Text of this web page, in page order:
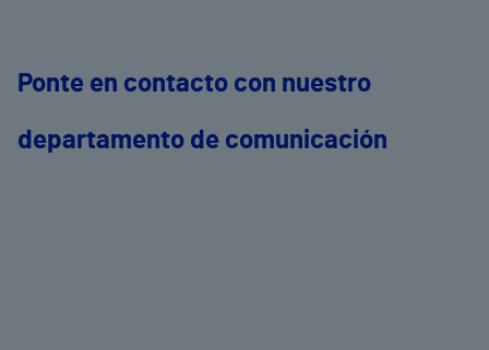
Ponte en contacto con nuestro
departamento de comunicación